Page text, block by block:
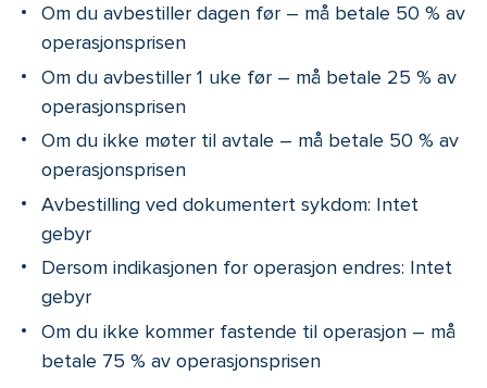
Om du avbestiller dagen før – må betale 50 % av
operasjonsprisen
Om du avbestiller 1 uke før – må betale 25 % av
operasjonsprisen
Om du ikke møter til avtale – må betale 50 % av
operasjonsprisen
Avbestilling ved dokumentert sykdom: Intet
gebyr
Dersom indikasjonen for operasjon endres: Intet
gebyr
Om du ikke kommer fastende til operasjon – må
betale 75 % av operasjonsprisen